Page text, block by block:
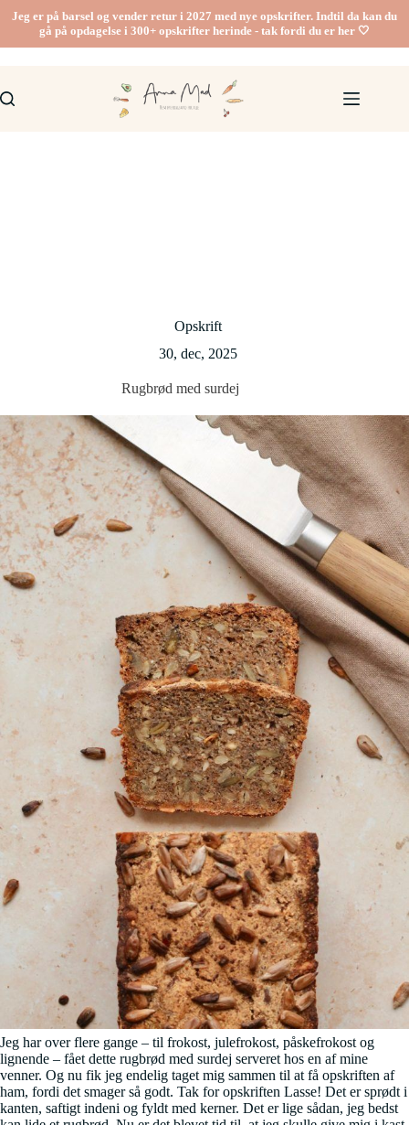
indhold
Jeg er på barsel og vender retur i 2027 med nye opskrifter. Indtil da kan du
gå på opdagelse i 300+ opskrifter herinde - tak fordi du er her 🤍
Opskrift
30, dec, 2025
Rugbrød med surdej
Jeg har over flere gange – til frokost, julefrokost, påskefrokost og
lignende – fået dette rugbrød med surdej serveret hos en af mine
venner. Og nu fik jeg endelig taget mig sammen til at få opskriften af
ham, fordi det smager så godt. Tak for opskriften Lasse! Det er sprødt i
kanten, saftigt indeni og fyldt med kerner. Det er lige sådan, jeg bedst